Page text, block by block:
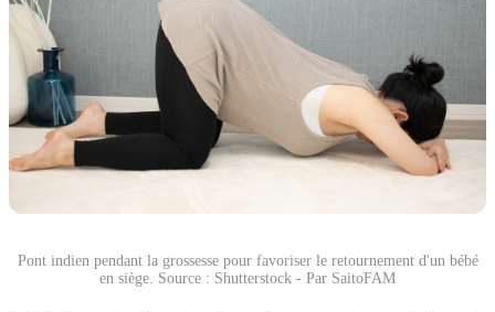
Pont indien pendant la grossesse pour favoriser le retournement d'un bébé
en siège. Source : Shutterstock - Par SaitoFAM